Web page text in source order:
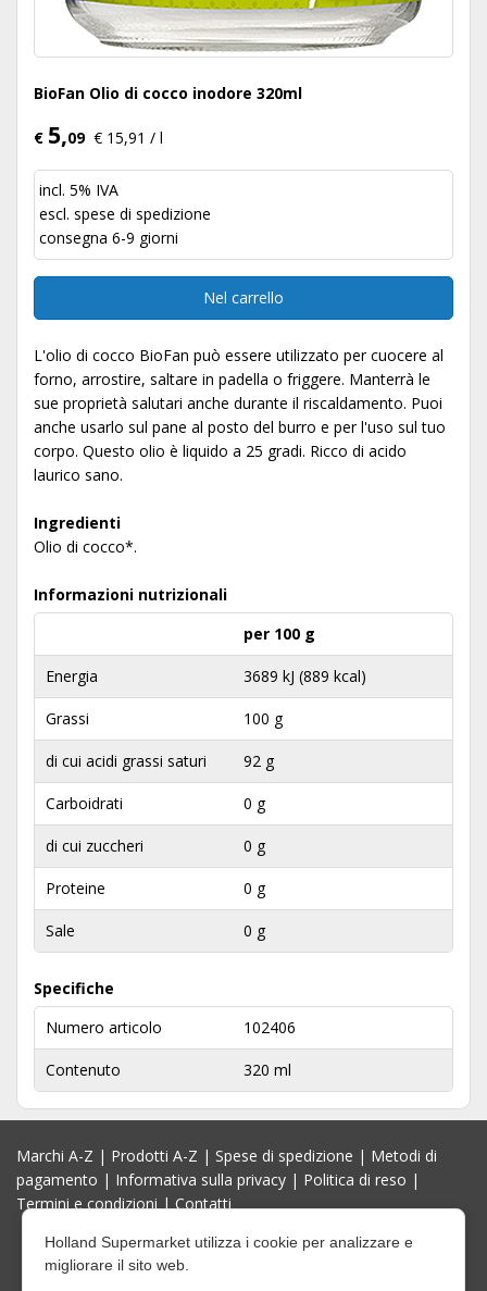
BioFan Olio di cocco inodore 320ml
€ 5,09€ 15,91 / l
incl. 5% IVA
escl. spese di spedizione
consegna 6-9 giorni
Nel carrello
L'olio di cocco BioFan può essere utilizzato per cuocere al
forno, arrostire, saltare in padella o friggere. Manterrà le
sue proprietà salutari anche durante il riscaldamento. Puoi
anche usarlo sul pane al posto del burro e per l'uso sul tuo
corpo. Questo olio è liquido a 25 gradi. Ricco di acido
laurico sano.
Ingredienti
Olio di cocco*.
Informazioni nutrizionali
per 100 g
Energia 3689 kJ (889 kcal)
Grassi 100 g
di cui acidi grassi saturi 92 g
Carboidrati 0 g
di cui zuccheri 0 g
Proteine 0 g
Sale 0 g
Specifiche
Numero articolo
102406
Contenuto 320 ml
Marchi A-Z | Prodotti A-Z | Spese di spedizione | Metodi di
pagamento | Informativa sulla privacy | Politica di reso |
Termini e condizioni|Contatti
Holland Supermarket utilizza i cookie per analizzare e
migliorare il sito web.